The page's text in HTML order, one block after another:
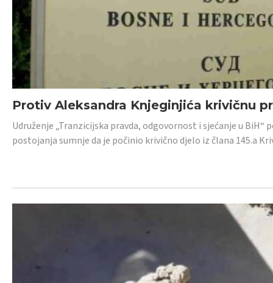
Protiv Aleksandra Knjeginjića krivičnu
Udruženje „Tranzicijska pravda, odgovornost i sjećanje u
postojanja sumnje da je počinio krivično djelo iz člana 145.a